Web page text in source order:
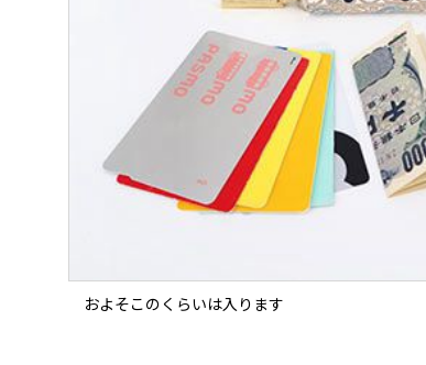
およそこのくらいは入ります